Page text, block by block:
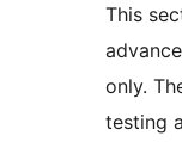
This
only.
testing